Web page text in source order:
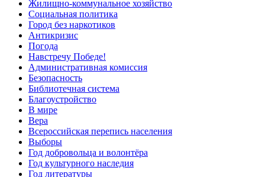
Жилищно-коммунальное хозяйство
Социальная политика
Город без наркотиков
Антикризис
Погода
Навстречу Победе!
Административная комиссия
Безопасность
Библиотечная система
Благоустройство
В мире
Вера
Всероссийская перепись населения
Выборы
Год добровольца и волонтёра
Год культурного наследия
Год литературы